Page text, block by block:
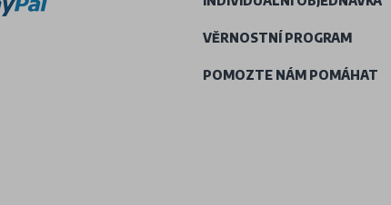
VĚRNOSTNÍ PROGRAM
POMOZTE NÁM POMÁHAT